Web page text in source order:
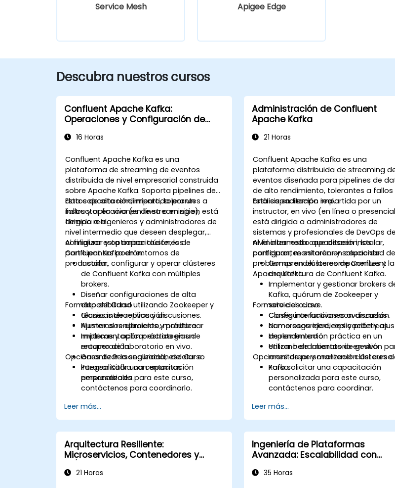
Service Mesh Apigee Edge
Descubra nuestros cursos
Confluent Apache Kafka:
Operaciones y Configuración de
16 Horas
Confluent Apache Kafka es una
plataforma de streaming de eventos
distribuida de nivel empresarial construida
sobre Apache Kafka. Soporta pipelines de
datos de alto rendimiento, tolerantes a
fallos y aplicaciones de streaming en
tiempo real.
Esta capacitación, impartida por un
instructor en vivo (en línea o en sitio), está
dirigida a ingenieros y administradores de
nivel intermedio que deseen desplegar,
configurar y optimizar clústeres de
Confluent Kafka en entornos de
producción.
Al finalizar esta capacitación, los
participantes podrán:
Instalar, configurar y operar clústeres
de Confluent Kafka con múltiples
brokers.
Diseñar configuraciones de alta
disponibilidad utilizando Zookeeper y
técnicas de replicación.
Ajustar el rendimiento, monitorear
métricas y aplicar estrategias de
recuperación.
Garantizar la seguridad, escalar e
integrar Kafka con entornos
empresariales.
Formato del Curso
Clases interactivas y discusiones.
Numerosos ejercicios y práctica.
Implementación práctica en un
entorno de laboratorio en vivo.
Opciones de Personalización del Curso
Para solicitar una capacitación
personalizada para este curso,
contáctenos para coordinarlo.
Leer más...
Administración de Confluent
Apache Kafka
21 Horas
Confluent Apache Kafka es una
plataforma distribuida de streaming
eventos diseñada para pipelines de
de alto rendimiento, tolerantes a fallos
análisis en tiempo real.
Esta capacitación impartida por un
instructor, en vivo (en línea o
está dirigida a administradores de
sistemas y profesionales de DevOps
nivel intermedio que deseen instalar,
configurar, monitorear y solucionar
problemas en clústeres de Confluent
Apache Kafka.
Al finalizar esta capacitación, los
participantes estarán en capacidad
Comprender los componentes y la
arquitectura de Confluent Kafka.
Implementar y gestionar brokers
Kafka, quórum de Zookeeper y
servicios clave.
Configurar funciones avanzadas
como seguridad, replicación y
de rendimiento.
Utilizar herramientas de gestión
monitorear y mantener clústeres
Kafka.
Formato del curso
Clases interactivas con discusión.
Numerosos ejercicios y prácticas.
Implementación práctica en un
entorno de laboratorio en vivo.
Opciones de personalización del curso
Para solicitar una capacitación
personalizada para este curso,
contáctenos para coordinar.
Leer más...
Arquitectura Resiliente:
Microservicios, Contenedores y
21 Horas
Ingeniería de Plataformas
Avanzada: Escalabilidad con
35 Horas